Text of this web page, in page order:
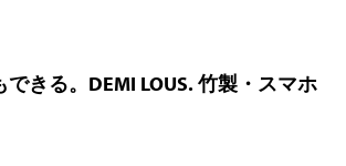
きる。DEMI LOUS. 竹製・スマホ